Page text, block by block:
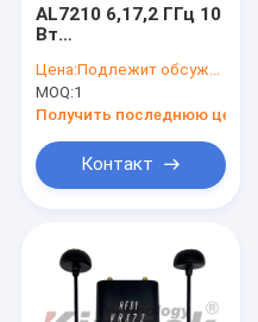
Приемник COFDM видео-
Антенна RF
AL7210 6,17,2 ГГц 10
Вт
видеопередатчик
(VTX) 64 канала, IRC
Tramp
управление
Цена:Подлежит обсуждению
MOQ:1
Получить последнюю цену
Контакт